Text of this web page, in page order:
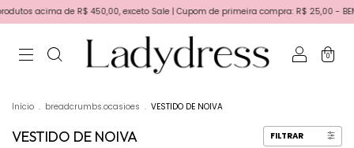
450,00, exceto Sale | Cupom de primeira compra: R$ 25,00 - BEMVINDA |
0
Início . breadcrumbs.ocasioes . VESTIDO DE NOIVA
VESTIDO DE NOIVA FILTRAR